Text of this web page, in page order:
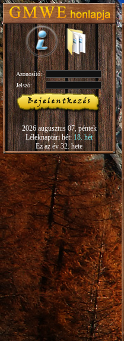
Azonosító:
Jelszó:
2026 augusztus 07, péntek
Léleknaptári hét:18. hét
Ez az év 32. hete